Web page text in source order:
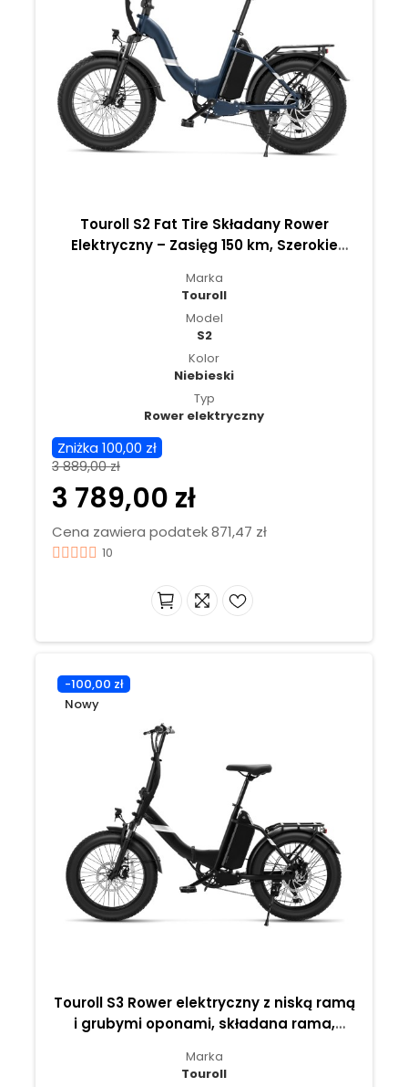
Touroll S2 Fat Tire Składany Rower
Elektryczny – Zasięg 150 km, Szerokie
Jazda w Mieście i Tere
Marka
Touroll
Model
S2
Kolor
Niebieski
Typ
Rower elektryczny
Zniżka 100,00 zł
3 889,00 zł
3 789,00 zł
Cena zawiera podatek 871,47 zł
10
-100,00 zł
Nowy
Touroll S3 Rower elektryczny z niską ramą
i grubymi oponami, składana rama,
Czarny
Marka
Touroll